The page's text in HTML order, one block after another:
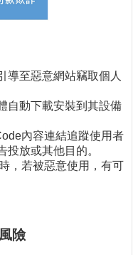
導至惡意網站竊取個人
自動下載安裝到其設備
內容連結追蹤使用者
投放或其他目的。
，若被惡意使用，有可
險